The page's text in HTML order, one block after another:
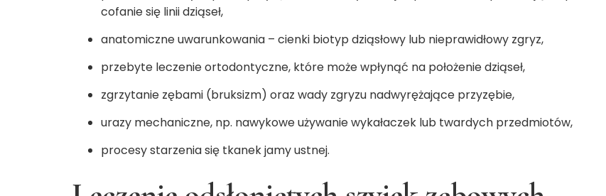
cofanie się linii dziąseł,
anatomiczne uwarunkowania – cienki biotyp dziąsłowy lub nieprawidłowy zgryz,
przebyte leczenie ortodontyczne, które może wpłynąć na położenie dziąseł,
zgrzytanie zębami (bruksizm) oraz wady zgryzu nadwyrężające przyzębie,
urazy mechaniczne, np. nawykowe używanie wykałaczek lub twardych przedmiotów,
procesy starzenia się tkanek jamy ustnej.